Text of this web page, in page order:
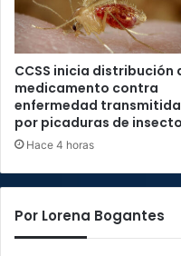
CCSS inicia distribución
medicamento contra
enfermedad transmitida
por picaduras de
Hace 4 horas
Por Lorena Bogantes